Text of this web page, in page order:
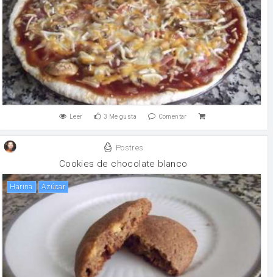
Leer 3 Me gusta Comentar
Postres
Cookies de chocolate blanco
harina Azúcar